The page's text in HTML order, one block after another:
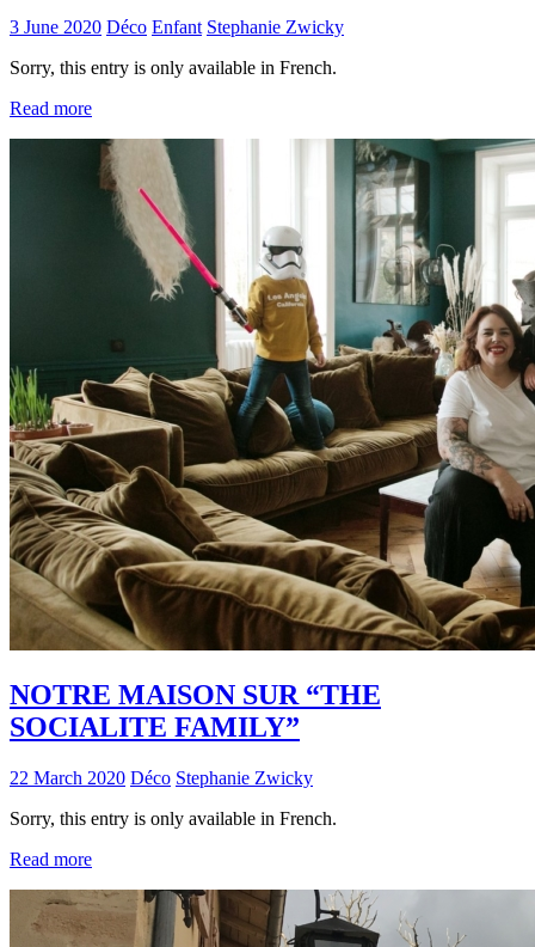
3 June 2020 Déco Enfant Stephanie Zwicky
Sorry, this entry is only available in French.
Read more
NOTRE MAISON SUR “THE
SOCIALITE FAMILY”
22 March 2020 Déco Stephanie Zwicky
Sorry, this entry is only available in French.
Read more